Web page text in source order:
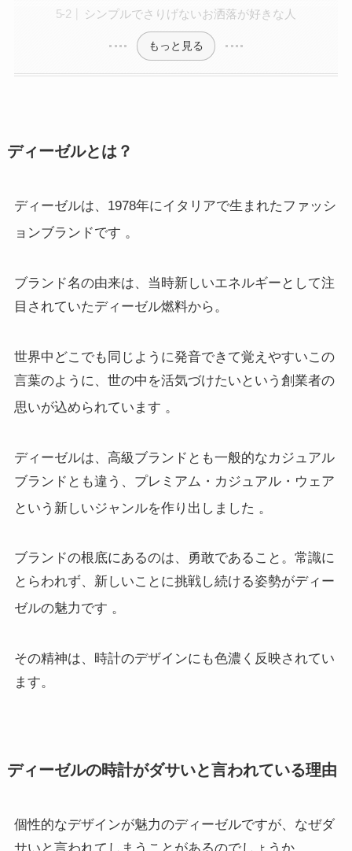
シンプルでさりげないお洒落が好きな人
もっと見る
ディーゼルとは？
ディーゼルは、1978年にイタリアで生まれたファッシ
ョンブランドです 。
ブランド名の由来は、当時新しいエネルギーとして注
目されていたディーゼル燃料から。
世界中どこでも同じように発音できて覚えやすいこの
言葉のように、世の中を活気づけたいという創業者の
思いが込められています 。
ディーゼルは、高級ブランドとも一般的なカジュアル
ブランドとも違う、プレミアム・カジュアル・ウェア
という新しいジャンルを作り出しました 。
ブランドの根底にあるのは、勇敢であること。常識に
とらわれず、新しいことに挑戦し続ける姿勢がディー
ゼルの魅力です 。
その精神は、時計のデザインにも色濃く反映されてい
ます。
ディーゼルの時計がダサいと言われている理由
個性的なデザインが魅力のディーゼルですが、なぜダ
サいと言われてしまうことがあるのでしょうか。